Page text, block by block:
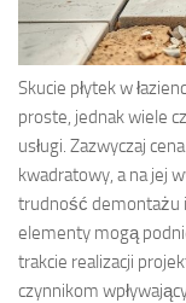
Skucie płytek w
proste, jednak wiele
usługi. Zazwyczaj
kwadratowy, a na jej
trudność demontażu
elementy mogą
trakcie realizacji
czynnikom